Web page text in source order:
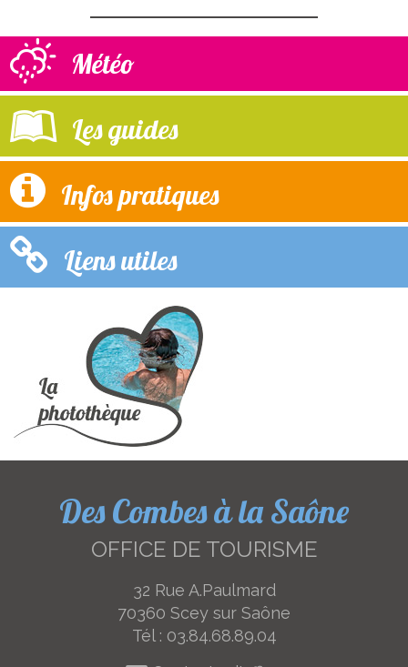
Météo
Les guides
Infos pratiques
Liens utiles
Des Combes à la Saône
OFFICE DE TOURISME
32 Rue A.Paulmard
70360 Scey sur Saône
Tél : 03.84.68.89.04